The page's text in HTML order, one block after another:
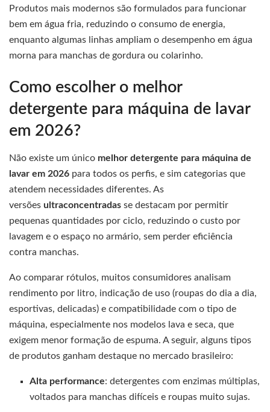
Produtos mais modernos são formulados para funcionar
bem em água fria, reduzindo o consumo de energia,
enquanto algumas linhas ampliam o desempenho em água
morna para manchas de gordura ou colarinho.
Como escolher o melhor
detergente para máquina de lavar
em 2026?
Não existe um único melhor detergente para máquina de
lavar em 2026 para todos os perfis, e sim categorias que
atendem necessidades diferentes. As
versões ultraconcentradas se destacam por permitir
pequenas quantidades por ciclo, reduzindo o custo por
lavagem e o espaço no armário, sem perder eficiência
contra manchas.
Ao comparar rótulos, muitos consumidores analisam
rendimento por litro, indicação de uso (roupas do dia a dia,
esportivas, delicadas) e compatibilidade com o tipo de
máquina, especialmente nos modelos lava e seca, que
exigem menor formação de espuma. A seguir, alguns tipos
de produtos ganham destaque no mercado brasileiro:
Alta performance: detergentes com enzimas múltiplas,
voltados para manchas difíceis e roupas muito sujas.